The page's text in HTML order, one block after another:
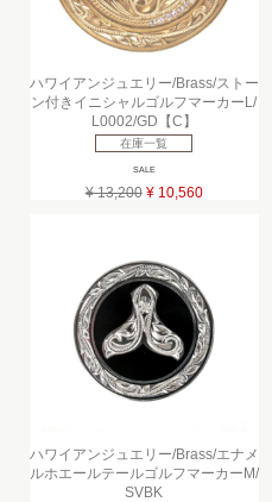
ハワイアンジュエリー/Brass/ストー
ン付きイニシャルゴルフマーカーL/
L0002/GD【C】
在庫一覧
SALE
¥ 13,200 ¥ 10,560
ハワイアンジュエリー/Brass/エナメ
ルホエールテールゴルフマーカーM/
SVBK